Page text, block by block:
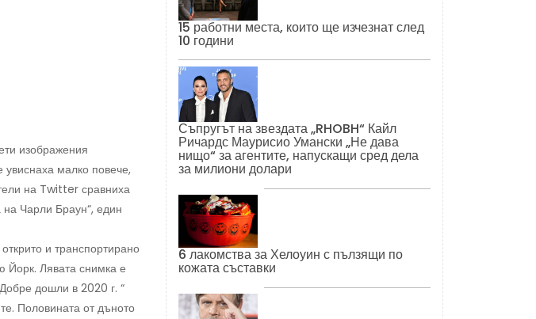
изображения
малко повече,
на Twitter сравниха
на Чарли Браун“, един
и транспортирано
Йорк. Лявата снимка е
дошли в 2020 г. “
Половината от дъното
15 работни места, които ще изчезнат след
10 години
Съпругът на звездата „RHOBH“ Кайл
Ричардс Маурисио Умански „Не дава
нищо“ за агентите, напускащи сред дела
за милиони долари
6 лакомства за Хелоуин с пълзящи по
кожата съставки